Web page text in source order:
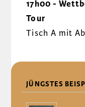
17h00 -
Tour
Tisch A mit
JÜNGSTES